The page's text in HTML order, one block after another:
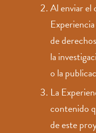
Al enviar el
de
la
o la
La
contenido
de este